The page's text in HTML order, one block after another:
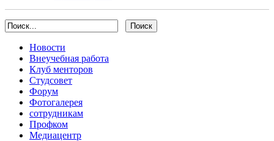
Новости
Внеучебная работа
Клуб менторов
Студсовет
Форум
Фотогалерея
сотрудникам
Профком
Медиацентр